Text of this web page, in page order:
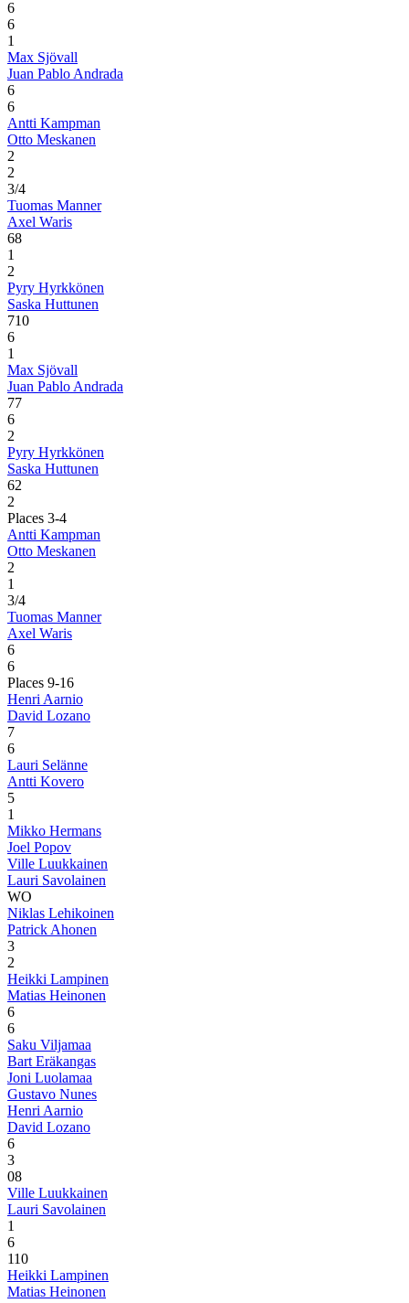
6
6
1
Max Sjövall
Juan Pablo Andrada
6
6
Antti Kampman
Otto Meskanen
2
2
3/4
Tuomas Manner
Axel Waris
68
1
2
Pyry Hyrkkönen
Saska Huttunen
710
6
1
Max Sjövall
Juan Pablo Andrada
77
6
2
Pyry Hyrkkönen
Saska Huttunen
62
2
Places 3-4
Antti Kampman
Otto Meskanen
2
1
3/4
Tuomas Manner
Axel Waris
6
6
Places 9-16
Henri Aarnio
David Lozano
7
6
Lauri Selänne
Antti Kovero
5
1
Mikko Hermans
Joel Popov
Ville Luukkainen
Lauri Savolainen
WO
Niklas Lehikoinen
Patrick Ahonen
3
2
Heikki Lampinen
Matias Heinonen
6
6
Saku Viljamaa
Bart Eräkangas
Joni Luolamaa
Gustavo Nunes
Henri Aarnio
David Lozano
6
3
08
Ville Luukkainen
Lauri Savolainen
1
6
110
Heikki Lampinen
Matias Heinonen